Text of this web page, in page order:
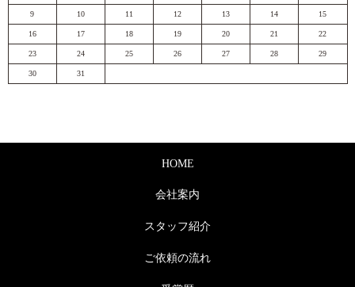
9 10 11 12 13 14 15
16 17 18 19 20 21 22
23 24 25 26 27 28 29
30 31
HOME
会社案内
スタッフ紹介
ご依頼の流れ